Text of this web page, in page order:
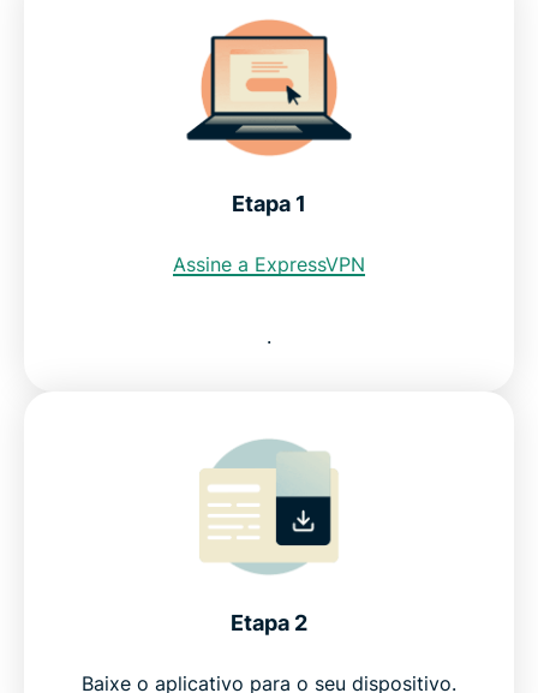
Veja por que a ExpressVPN é a melhor VPN para o
Baixe uma VPN do México para todos os seus
endereço IP do México?
ExpressVPN para outros países
Experimente, sem compromisso, uma VPN para o
Etapa 1
Assine a ExpressVPN
.
Etapa 2
Baixe o aplicativo para o seu dispositivo.